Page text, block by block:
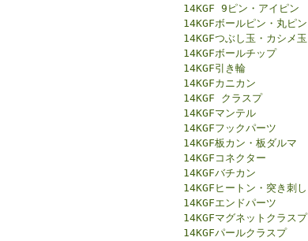
14KGF 9ピン・アイピン
14KGFボールピン・丸ピン
14KGFつぶし玉・カシメ玉
14KGFボールチップ
14KGF引き輪
14KGFカニカン
14KGF クラスプ
14KGFマンテル
14KGFフックパーツ
14KGF板カン・板ダルマ
14KGFコネクター
14KGFバチカン
14KGFヒートン・突き刺し
14KGFエンドパーツ
14KGFマグネットクラスプ
14KGFパールクラスプ